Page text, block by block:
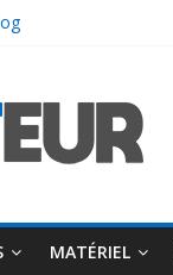
MATÉRIEL